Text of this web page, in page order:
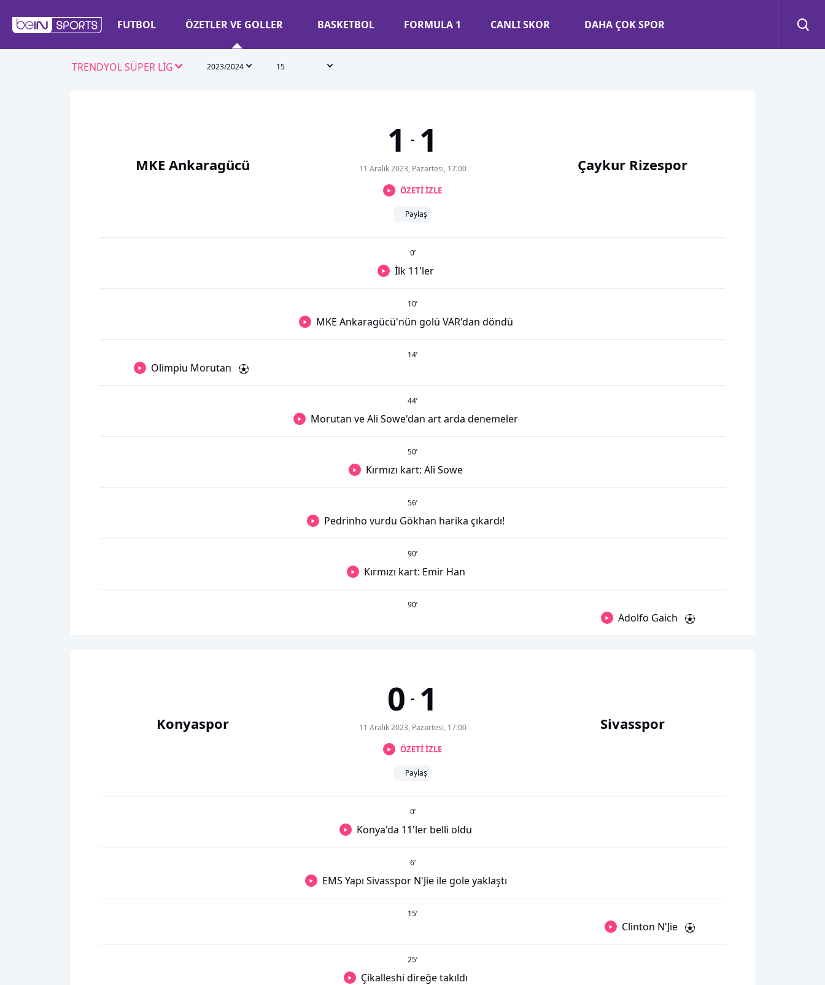
FUTBOL ÖZETLER VE GOLLER BASKETBOL FORMULA 1 CANLI SKOR DAHA ÇOK SPOR
TRENDYOL SÜPER LİG 2023/2024 15
MKE Ankaragücü
1 - 1
11 Aralık 2023, Pazartesi, 17:00
ÖZETİ İZLE
Paylaş
Çaykur Rizespor
0’
İlk 11'ler
10’
MKE Ankaragücü'nün golü VAR'dan döndü
14’
Olimpiu Morutan
44’
Morutan ve Ali Sowe'dan art arda denemeler
50’
Kırmızı kart: Ali Sowe
56’
Pedrinho vurdu Gökhan harika çıkardı!
90’
Kırmızı kart: Emir Han
90’
Adolfo Gaich
Konyaspor
0 - 1
11 Aralık 2023, Pazartesi, 17:00
ÖZETİ İZLE
Paylaş
Sivasspor
0’
Konya'da 11'ler belli oldu
6’
EMS Yapı Sivasspor N'Jie ile gole yaklaştı
15’
Clinton N'Jie
25’
Çikalleshi direğe takıldı